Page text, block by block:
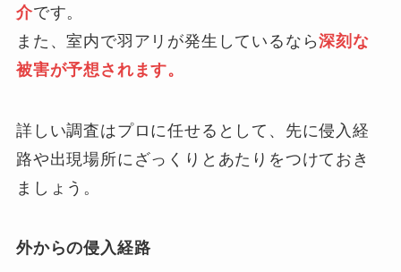
介です。
また、室内で羽アリが発生しているなら深刻な
被害が予想されます。
詳しい調査はプロに任せるとして、先に侵入経
路や出現場所にざっくりとあたりをつけておき
ましょう。
外からの侵入経路